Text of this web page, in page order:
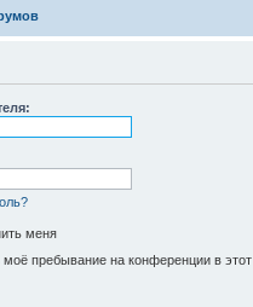
меня
пребывание на конференции в этот